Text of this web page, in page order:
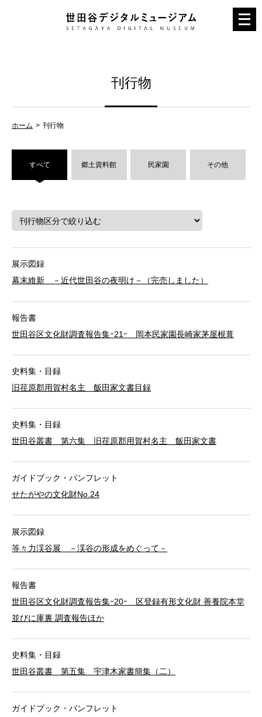
メ
ニ
刊行物
ホーム 刊行物
すべて 郷土資料館 民家園 その他
展示図録
幕末維新 －近代世田谷の夜明け－（完売しました）
報告書
世田谷区文化財調査報告集ｰ21ｰ 岡本民家園長崎家茅屋根葺
史料集・目録
旧荏原郡用賀村名主 飯田家文書目録
史料集・目録
世田谷叢書 第六集 旧荏原郡用賀村名主 飯田家文書
ガイドブック・パンフレット
せたがやの文化財No.24
展示図録
等々力渓谷展 －渓谷の形成をめぐって－
報告書
世田谷区文化財調査報告集ｰ20ｰ 区登録有形文化財 善養院本堂
並びに庫裏 調査報告ほか
史料集・目録
世田谷叢書 第五集 宇津木家書簡集（二）
ガイドブック・パンフレット